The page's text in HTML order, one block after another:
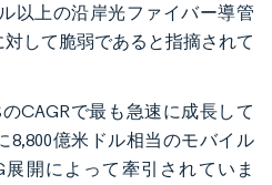
以上の沿岸光ファイバー導管
して脆弱であると指摘されて
CAGRで最も急速に成長して
8,800億米ドル相当のモバイル
開によって牽引されていま